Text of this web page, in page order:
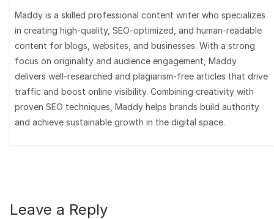
Maddy is a skilled professional content writer who specializes
in creating high-quality, SEO-optimized, and human-readable
content for blogs, websites, and businesses. With a strong
focus on originality and audience engagement, Maddy
delivers well-researched and plagiarism-free articles that drive
traffic and boost online visibility. Combining creativity with
proven SEO techniques, Maddy helps brands build authority
and achieve sustainable growth in the digital space.
Leave a Reply